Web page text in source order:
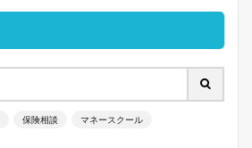
保険相談 マネースクール